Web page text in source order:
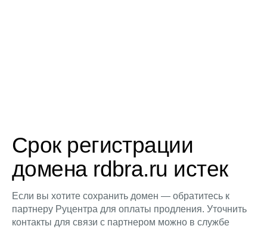
Срок регистрации
домена rdbra.ru истек
Если вы хотите сохранить домен — обратитесь к
партнеру Руцентра для оплаты продления. Уточнить
контакты для связи с партнером можно в службе